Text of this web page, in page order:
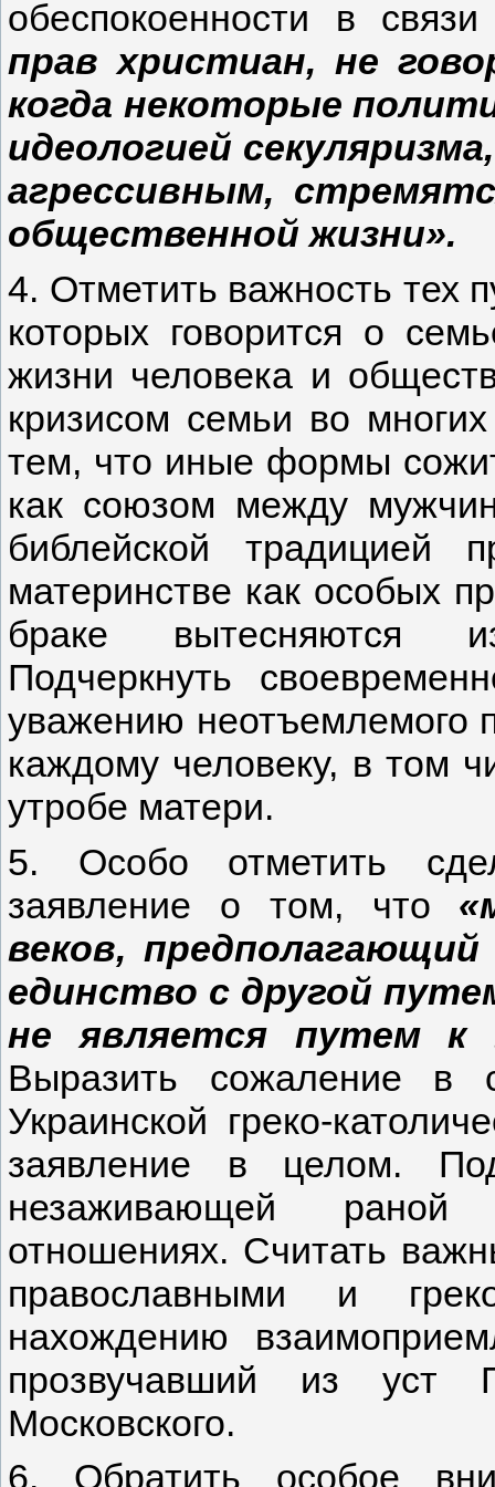
обеспокоенности в
прав христиан, не
когда некоторые
идеологией
агрессивным,
общественной жизни».
4. Отметить важность тех
которых говорится о
жизни человека и
кризисом семьи во
тем, что иные формы
как союзом между
библейской традицией
материнстве как особых
браке вытесняются
Подчеркнуть
уважению неотъемлемого
каждому человеку, в том
утробе матери.
5. Особо отметить
заявление о том, что
веков,
единство с другой
не является путем к
Выразить сожаление в
Украинской греко-
заявление в целом.
незаживающей раной
отношениях. Считать
православными и
нахождению
прозвучавший из уст
Московского.
6. Обратить особое